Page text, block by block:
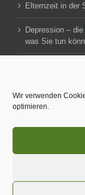
Wir verwenden
optimieren.
Elternzeit in der
Depression –
was Sie tun
Impressum